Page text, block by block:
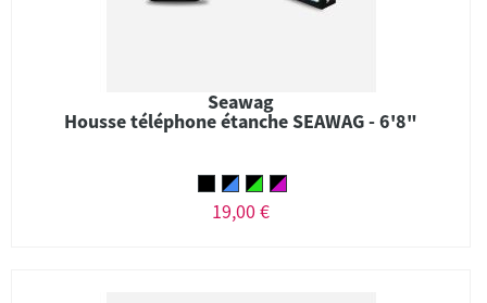
Seawag
Housse téléphone étanche SEAWAG - 6'8"
19,00 €